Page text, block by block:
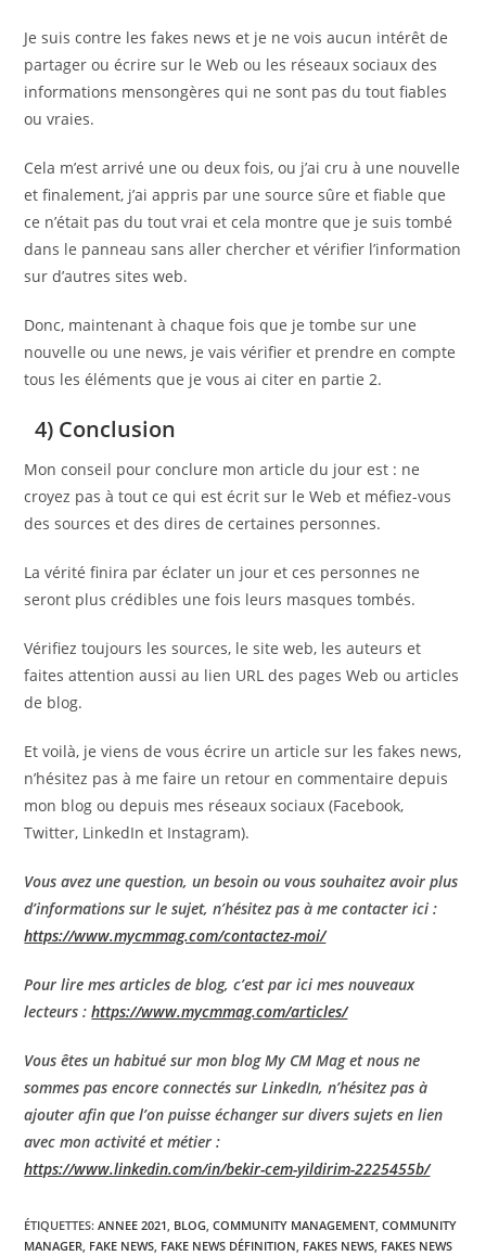
Je suis contre les fakes news et je ne vois aucun intérêt de
partager ou écrire sur le Web ou les réseaux sociaux des
informations mensongères qui ne sont pas du tout fiables
ou vraies.
Cela m’est arrivé une ou deux fois, ou j’ai cru à une nouvelle
et finalement, j’ai appris par une source sûre et fiable que
ce n’était pas du tout vrai et cela montre que je suis tombé
dans le panneau sans aller chercher et vérifier l’information
sur d’autres sites web.
Donc, maintenant à chaque fois que je tombe sur une
nouvelle ou une news, je vais vérifier et prendre en compte
tous les éléments que je vous ai citer en partie 2.
4) Conclusion
Mon conseil pour conclure mon article du jour est : ne
croyez pas à tout ce qui est écrit sur le Web et méfiez-vous
des sources et des dires de certaines personnes.
La vérité finira par éclater un jour et ces personnes ne
seront plus crédibles une fois leurs masques tombés.
Vérifiez toujours les sources, le site web, les auteurs et
faites attention aussi au lien URL des pages Web ou articles
de blog.
Et voilà, je viens de vous écrire un article sur les fakes news,
n’hésitez pas à me faire un retour en commentaire depuis
mon blog ou depuis mes réseaux sociaux (Facebook,
Twitter, LinkedIn et Instagram).
Vous avez une question, un besoin ou vous souhaitez avoir plus
d’informations sur le sujet, n’hésitez pas à me contacter ici :
https://www.mycmmag.com/contactez-moi/
Pour lire mes articles de blog, c’est par ici mes nouveaux
lecteurs :https://www.mycmmag.com/articles/
Vous êtes un habitué sur mon blog My CM Mag et nous ne
sommes pas encore connectés sur LinkedIn, n’hésitez pas à
ajouter afin que l’on puisse échanger sur divers sujets en lien
avec mon activité et métier :
https://www.linkedin.com/in/bekir-cem-yildirim-2225455b/
ÉTIQUETTES:ANNEE 2021 BLOG COMMUNITY MANAGEMENT COMMUNITY
MANAGER FAKE NEWS FAKE NEWS DÉFINITION FAKES NEWS FAKES NEWS